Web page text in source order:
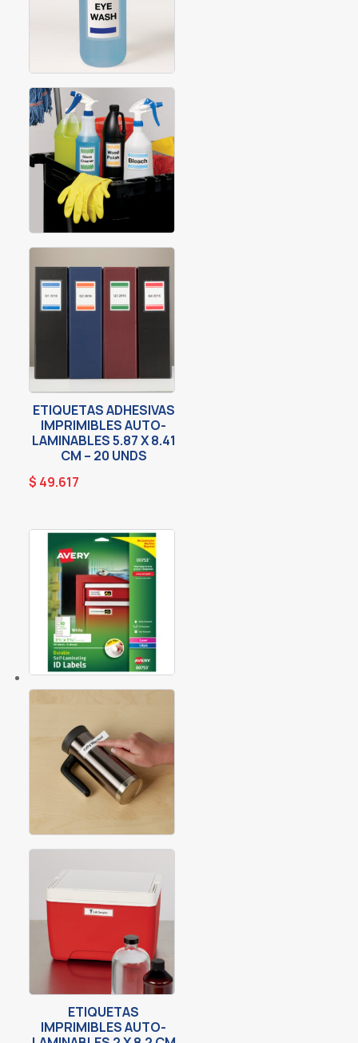
ETIQUETAS ADHESIVAS
IMPRIMIBLES AUTO-
LAMINABLES 5.87 X 8.41
CM – 20 UNDS
$ 49.617
ETIQUETAS
IMPRIMIBLES AUTO-